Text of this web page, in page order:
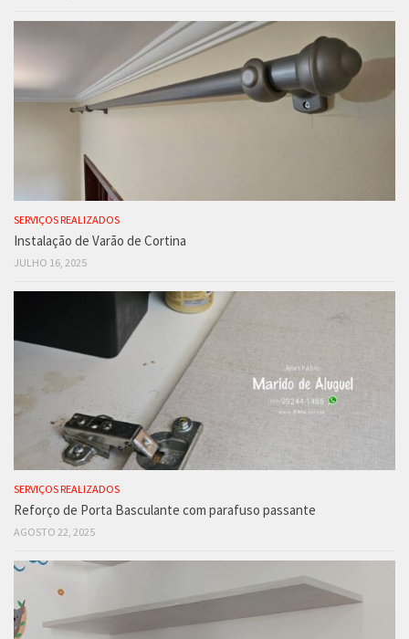
SERVIÇOS REALIZADOS
Instalação de Varão de Cortina
JULHO 16, 2025
SERVIÇOS REALIZADOS
Reforço de Porta Basculante com parafuso passante
AGOSTO 22, 2025